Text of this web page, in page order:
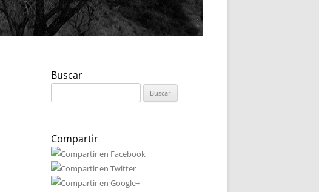
Buscar
Compartir